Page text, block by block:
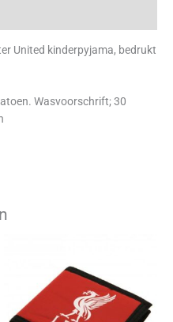
United kinderpyjama, bedrukt
Wasvoorschrift; 30